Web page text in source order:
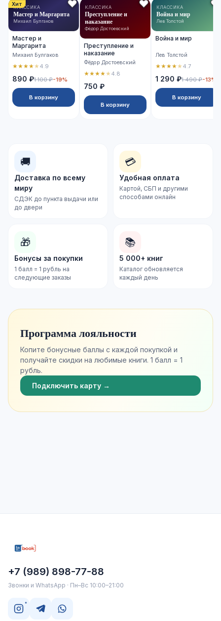
Хит
КЛАССИКА
Мастер и Маргарита
Михаил Булгаков
Мастер и
Маргарита
Михаил Булгаков
★★★★★4.9
890 ₽1 100 ₽-19%
В корзину
КЛАССИКА
Преступление и
наказание
Фёдор Достоевский
Преступление и
наказание
Фёдор Достоевский
★★★★★4.8
750 ₽
В корзину
КЛАССИКА
Война и мир
Лев Толстой
Война и мир
Лев Толстой
★★★★★4.7
1 290 ₽1 490 ₽-13%
В корзину
🚚
Доставка по всему
миру
СДЭК до пункта выдачи или
до двери
💳
Удобная оплата
Картой, СБП и другими
способами онлайн
🎁
Бонусы за покупки
1 балл = 1 рубль на
следующие заказы
📚
5 000+ книг
Каталог обновляется
каждый день
Программа лояльности
Копите бонусные баллы с каждой покупкой и
получайте скидки на любимые книги. 1 балл = 1
рубль.
Подключить карту →
+7 (989) 898-77-88
Звонки и WhatsApp · Пн–Вс 10:00–21:00
*